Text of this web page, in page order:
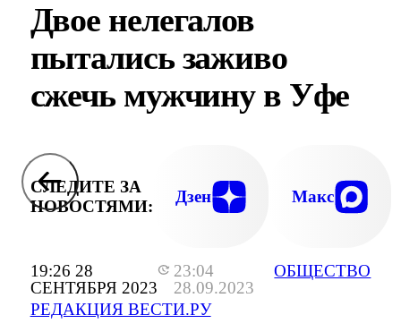
19:26 28
СЕНТЯБРЯ 2023
23:04
28.09.2023
РЕДАКЦИЯ ВЕСТИ.РУ
ОБЩЕСТВО
Двое нелегалов
пытались заживо
сжечь мужчину в Уфе
СЛЕДИТЕ ЗА
НОВОСТЯМИ:
Дзен Макс